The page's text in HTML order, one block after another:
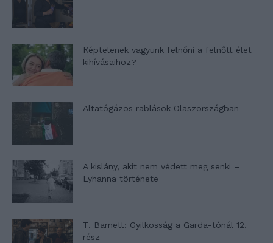
Képtelenek vagyunk felnőni a felnőtt élet
kihívásaihoz?
Altatógázos rablások Olaszországban
A kislány, akit nem védett meg senki –
Lyhanna története
T. Barnett: Gyilkosság a Garda-tónál 12.
rész